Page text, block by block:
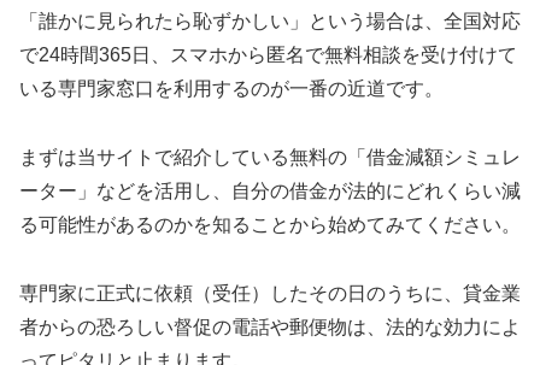
「誰かに見られたら恥ずかしい」という場合は、全国対応
で24時間365日、スマホから匿名で無料相談を受け付けて
いる専門家窓口を利用するのが一番の近道です。
まずは当サイトで紹介している無料の「借金減額シミュレ
ーター」などを活用し、自分の借金が法的にどれくらい減
る可能性があるのかを知ることから始めてみてください。
専門家に正式に依頼（受任）したその日のうちに、貸金業
者からの恐ろしい督促の電話や郵便物は、法的な効力によ
ってピタリと止まります。